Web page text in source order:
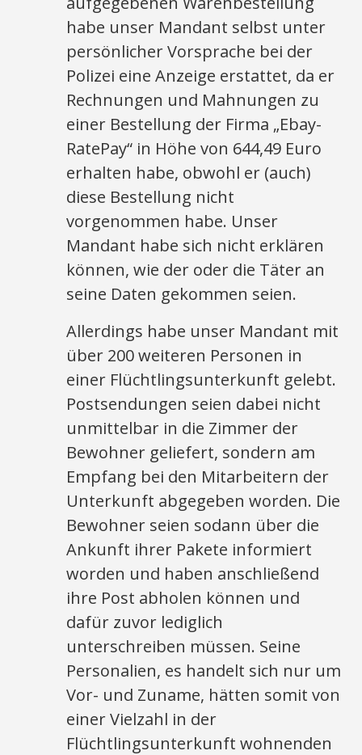
habe unser Mandant selbst unter
persönlicher Vorsprache bei der
Polizei eine Anzeige erstattet, da er
Rechnungen und Mahnungen zu
einer Bestellung der Firma „Ebay-
RatePay“ in Höhe von 644,49 Euro
erhalten habe, obwohl er (auch)
diese Bestellung nicht
vorgenommen habe. Unser
Mandant habe sich nicht erklären
können, wie der oder die Täter an
seine Daten gekommen seien.
Allerdings habe unser Mandant mit
über 200 weiteren Personen in
einer Flüchtlingsunterkunft gelebt.
Postsendungen seien dabei nicht
unmittelbar in die Zimmer der
Bewohner geliefert, sondern am
Empfang bei den Mitarbeitern der
Unterkunft abgegeben worden. Die
Bewohner seien sodann über die
Ankunft ihrer Pakete informiert
worden und haben anschließend
ihre Post abholen können und
dafür zuvor lediglich
unterschreiben müssen. Seine
Personalien, es handelt sich nur um
Vor- und Zuname, hätten somit von
einer Vielzahl in der
Flüchtlingsunterkunft wohnenden